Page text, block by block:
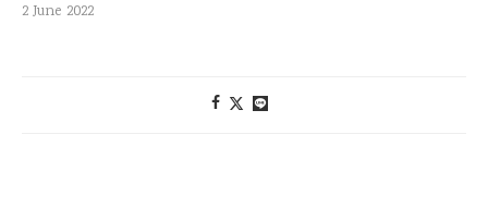
2 June 2022